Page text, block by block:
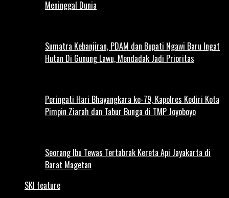
Meninggal Dunia
Sumatra Kebanjiran, PDAM dan Bupati Ngawi Baru Ingat
Hutan Di Gunung Lawu, Mendadak Jadi Prioritas
Peringati Hari Bhayangkara ke-79, Kapolres Kediri Kota
Pimpin Ziarah dan Tabur Bunga di TMP Joyoboyo
Seorang Ibu Tewas Tertabrak Kereta Api Jayakarta di
Barat Magetan
SKI feature